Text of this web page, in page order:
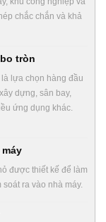
chắc chắn và khả
tròn
lựa chọn hàng đầu
dựng, sân bay,
ứng dụng khác.
được thiết kế để làm
ra vào nhà máy.